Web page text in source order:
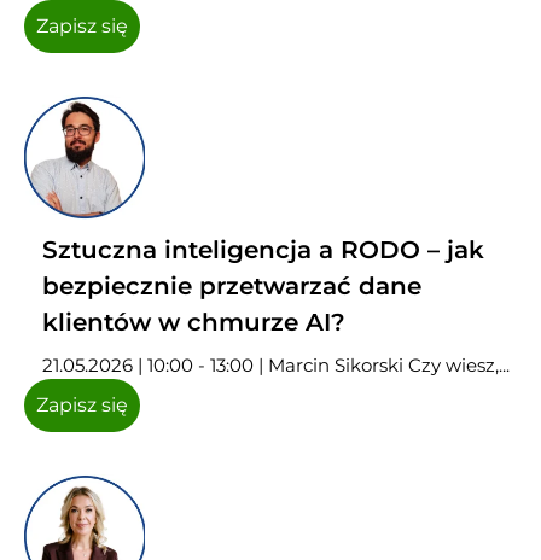
Zapisz się
Sztuczna inteligencja a RODO – jak
bezpiecznie przetwarzać dane
klientów w chmurze AI?
21.05.2026 | 10:00 - 13:00 | Marcin Sikorski Czy wiesz,...
Zapisz się